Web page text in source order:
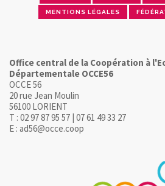
MENTIONS LÉGALES
Office central de la Coopération à
Départementale OCCE56
OCCE 56
20 rue Jean Moulin
56100 LORIENT
T : 02 97 87 95 57 | 07 61 49 33 27
E : ad56@occe.coop